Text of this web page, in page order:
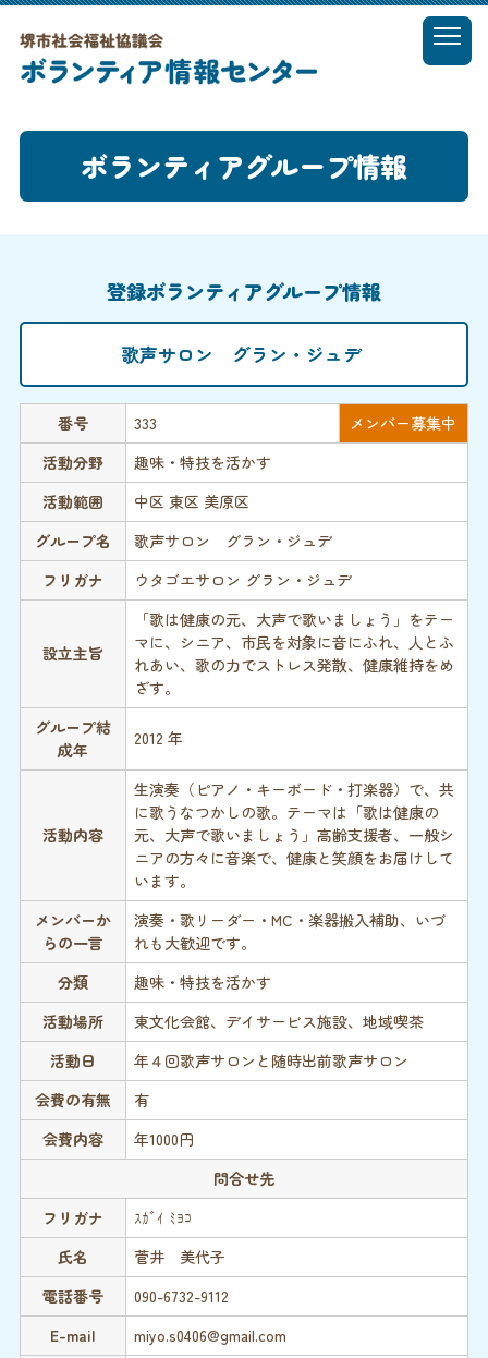
t
o
l
a
t
n
MENU
ボランティアグループ情報
登録ボランティアグループ情報
歌声サロン グラン・ジュデ
番号 333
メンバー募集中
活動分野
趣味・特技を活かす
活動範囲
中区 東区 美原区
グループ名
歌声サロン グラン・ジュデ
フリガナ
ウタゴエサロン グラン・ジュデ
設立主旨
「歌は健康の元、大声で歌いましょう」をテー
マに、シニア、市民を対象に音にふれ、人とふ
れあい、歌の力でストレス発散、健康維持をめ
ざす。
グループ結
成年
2012 年
活動内容
生演奏（ピアノ・キーボード・打楽器）で、共
に歌うなつかしの歌。テーマは「歌は健康の
元、大声で歌いましょう」高齢支援者、一般シ
ニアの方々に音楽で、健康と笑顔をお届けして
います。
メンバーか
らの一言
演奏・歌リーダー・MC・楽器搬入補助、いづ
れも大歓迎です。
分類
趣味・特技を活かす
活動場所
東文化会館、デイサービス施設、地域喫茶
活動日
年４回歌声サロンと随時出前歌声サロン
会費の有無
有
会費内容
年1000円
問合せ先
フリガナ
ｽｶﾞｲ ﾐﾖｺ
氏名
菅井 美代子
電話番号
090-6732-9112
E-mail
miyo.s0406@gmail.com